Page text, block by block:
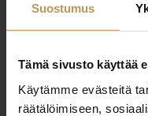
Suostumus
Tämä sivusto käyttää
Käytämme evästeitä
räätälöimiseen,